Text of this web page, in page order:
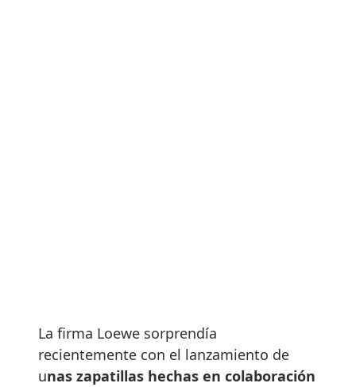
La firma Loewe sorprendía
recientemente con el lanzamiento de
unas zapatillas hechas en colaboración